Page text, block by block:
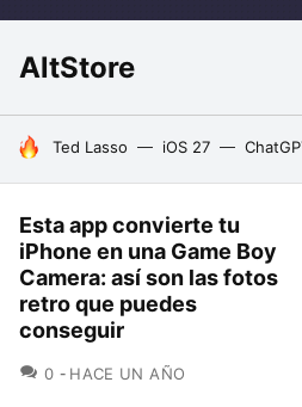
AltStore
HOY SE HABLA DE
Ted Lasso iOS 27
Esta app convierte tu
iPhone en una Game Boy
Camera: así son las fotos
retro que puedes
conseguir
0 COMENTARIOS
HACE UN AÑO